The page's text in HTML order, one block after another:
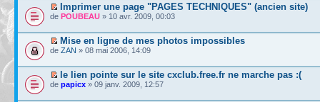
Imprimer une page "PAGES TECHNIQUES" (ancien site)
de POUBEAU » 10 avr. 2009, 00:03
Mise en ligne de mes photos impossibles
de ZAN » 08 mai 2006, 14:09
le lien pointe sur le site cxclub.free.fr ne marche pas :(
de papicx » 09 janv. 2009, 12:57